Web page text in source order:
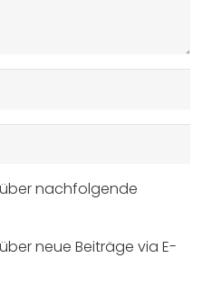
nachfolgende
neue Beiträge via E-